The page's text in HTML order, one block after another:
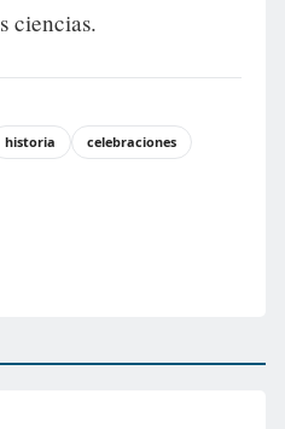
ciencias.
historia
celebraciones